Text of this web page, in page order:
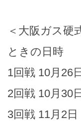
＜大阪ガス硬
ときの日時
1回戦 10月26
2回戦 10月30
3回戦 11月2